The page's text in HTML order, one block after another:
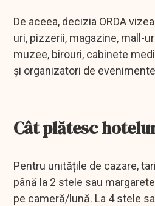
De aceea, decizia ORDA
uri, pizzerii, magazine, mall-
muzee, birouri, cabinete
și organizatori de
Cât plătesc
Pentru unitățile de cazare,
până la 2 stele sau
pe cameră/lună. La 4 stele